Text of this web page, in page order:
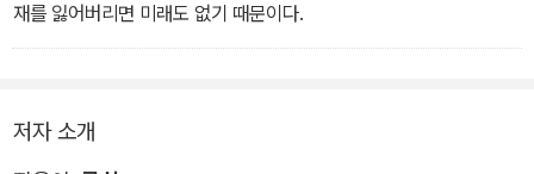
재를 잃어버리면 미래도 없기 때문이다.
저자 소개